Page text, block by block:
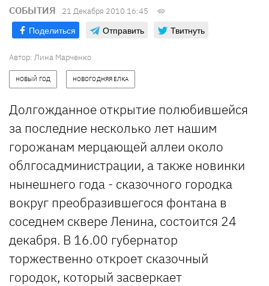
СОБЫТИЯ 21 Декабря 2010 16:45
Поделиться Отправить Твитнуть
Автор: Лина Марченко
НОВЫЙ ГОД НОВОГОДНЯЯ ЕЛКА
Долгожданное открытие полюбившейся
за последние несколько лет нашим
горожанам мерцающей аллеи около
облгосадминистрации, а также новинки
нынешнего года - сказочного городка
вокруг преобразившегося фонтана в
соседнем сквере Ленина, состоится 24
декабря. В 16.00 губернатор
торжественно откроет сказочный
городок, который засверкает